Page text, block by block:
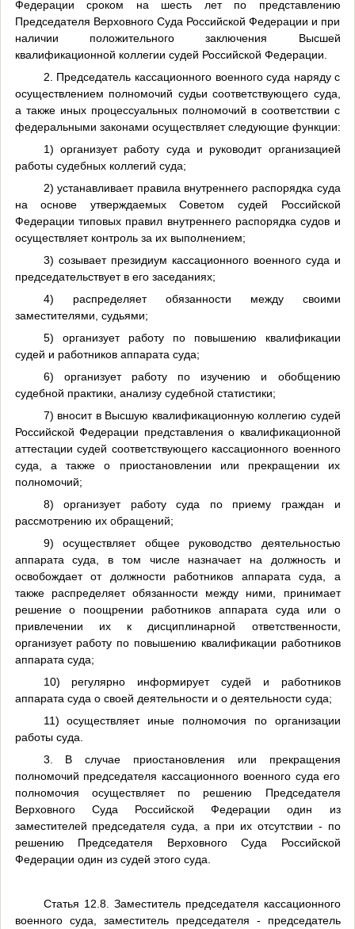
Федерации сроком на шесть лет по представлению
Председателя Верховного Суда Российской Федерации и при
наличии положительного заключения Высшей
квалификационной коллегии судей Российской Федерации.
2. Председатель кассационного военного суда наряду с
осуществлением полномочий судьи соответствующего суда,
а также иных процессуальных полномочий в соответствии с
федеральными законами осуществляет следующие функции:
1) организует работу суда и руководит организацией
работы судебных коллегий суда;
2) устанавливает правила внутреннего распорядка суда
на основе утверждаемых Советом судей Российской
Федерации типовых правил внутреннего распорядка судов и
осуществляет контроль за их выполнением;
3) созывает президиум кассационного военного суда и
председательствует в его заседаниях;
4) распределяет обязанности между своими
заместителями, судьями;
5) организует работу по повышению квалификации
судей и работников аппарата суда;
6) организует работу по изучению и обобщению
судебной практики, анализу судебной статистики;
7) вносит в Высшую квалификационную коллегию судей
Российской Федерации представления о квалификационной
аттестации судей соответствующего кассационного военного
суда, а также о приостановлении или прекращении их
полномочий;
8) организует работу суда по приему граждан и
рассмотрению их обращений;
9) осуществляет общее руководство деятельностью
аппарата суда, в том числе назначает на должность и
освобождает от должности работников аппарата суда, а
также распределяет обязанности между ними, принимает
решение о поощрении работников аппарата суда или о
привлечении их к дисциплинарной ответственности,
организует работу по повышению квалификации работников
аппарата суда;
10) регулярно информирует судей и работников
аппарата суда о своей деятельности и о деятельности суда;
11) осуществляет иные полномочия по организации
работы суда.
3. В случае приостановления или прекращения
полномочий председателя кассационного военного суда его
полномочия осуществляет по решению Председателя
Верховного Суда Российской Федерации один из
заместителей председателя суда, а при их отсутствии - по
решению Председателя Верховного Суда Российской
Федерации один из судей этого суда.
Статья 12.8. Заместитель председателя кассационного
военного суда, заместитель председателя - председатель